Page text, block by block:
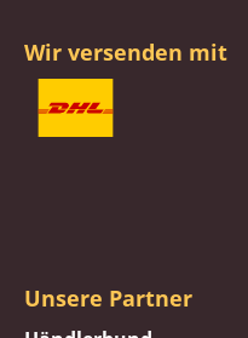
Wir versenden mit
Unsere Partner